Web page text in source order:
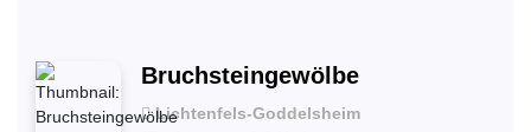
Bruchsteingewölbe
Lichtenfels-Goddelsheim